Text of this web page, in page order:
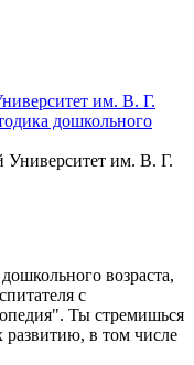
им. В. Г.
дошкольного
возраста,
с
Ты стремишься
развитию, в том числе